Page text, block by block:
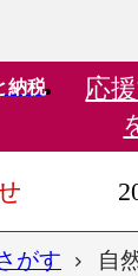
納税 応
がす 自